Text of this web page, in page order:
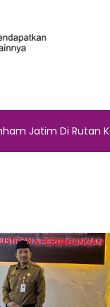
Jatim Di Rutan